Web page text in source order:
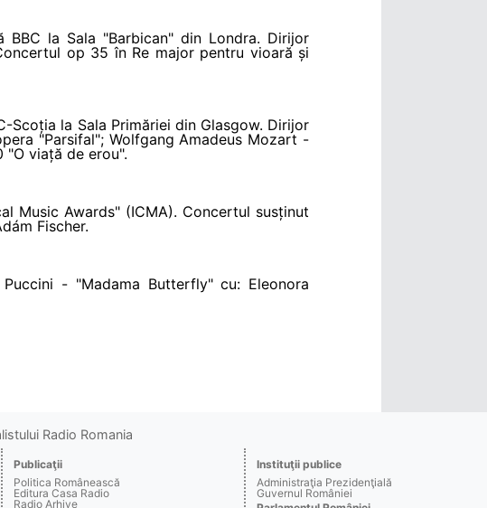
la Sala "Barbican" din Londra. Dirijor
op 35 în Re major pentru vioară și
Scoția la Sala Primăriei din Glasgow. Dirijor
"Parsifal"; Wolfgang Amadeus Mozart -
"O viață de erou".
Music Awards" (ICMA). Concertul susținut
Fischer.
Puccini - "Madama Butterfly" cu: Eleonora
Radio Romania
Publicaţii
Politica Românească
Editura Casa Radio
Radio Arhive
Instituţii publice
Administraţia Prezidenţială
Guvernul României